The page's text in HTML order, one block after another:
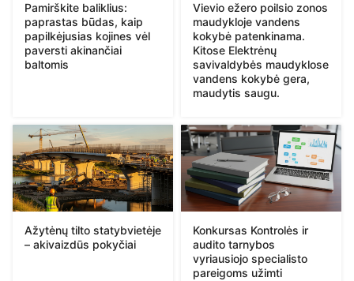
Pamirškite baliklius:
paprastas būdas, kaip
papilkėjusias kojines vėl
paversti akinančiai
baltomis
Vievio ežero poilsio zonos
maudykloje vandens
kokybė patenkinama.
Kitose Elektrėnų
savivaldybės maudyklose
vandens kokybė gera,
maudytis saugu.
Ažytėnų tilto statybvietėje
– akivaizdūs pokyčiai
Konkursas Kontrolės ir
audito tarnybos
vyriausiojo specialisto
pareigoms užimti